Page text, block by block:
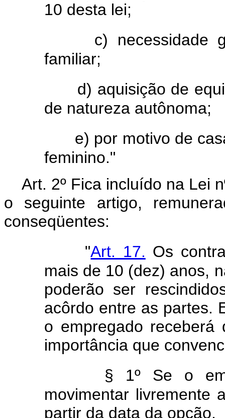
10 desta lei;
c) necessidade
familiar;
d) aquisição de
de natureza autônoma;
e) por motivo de
feminino."
Art. 2º Fica incluído na Lei
o seguinte artigo,
conseqüentes:
"Art. 17. Os
mais de 10 (dez) anos,
poderão ser
acôrdo entre as partes.
o empregado receberá
importância que
§ 1º Se o
movimentar livremente
partir da data da opção.